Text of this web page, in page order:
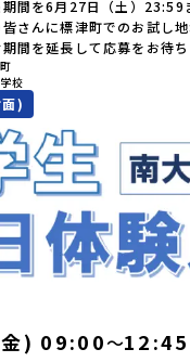
必ず事前にご相談くださ
場合について参加決定後
得ないお取り消しの場合は
キャンセルポリシーやむを
ルールに沿って対応させて
ラム開催日の前日＜7月17日
払いいただく旅行代金】・
-8日目：20％・7日目-2日
％・プログラム開始日当日
ログラム開始後の解除：100
によって開催を見合わせる
催日1週間前までにご連絡
った場合は、開催日3週間前
こちらをご確認ください。
財団法人地域・教育魅力化
ふれる持続可能な地域・社
youtu.be/
【STEP 2】大樹町
具体的に深掘りしたい方
は具体的に何をするの？」
する説明会です。大樹町な
グラムの中身をたっぷりと
19：40内 容： 大樹町ってどんなとこ
細解説、質疑応答お申し
お気軽にどうぞ！「
どんな体験ができるの？」
さんの素朴な疑問にスタッ
質問も可能ですので、ぜひ
い。▼お申し込み前に必ず
グラムへの参加申し込みい
加者決定についてお申込み
り日から1週間を目途に、
付期間】6月1日(月)12：00
不安もワクワクに変える！
会プログラムの内容を詳
いる方向けにZoomでのオ
のレベルに合わせて、以下
STEP 1】全体オンライン説
ずは「おためし地域留学」
から選んで参加できる「お
て、説明会を開催しました
様が特に気になる「安全面
も詳しく解説しています。
い。🎬 [アーカイブ動画を
・出水工業高校プログラム
では具体的に何をするの？
お答えする説明会です。出
プログラムの中身をたっ
地熱蒸気を使った「アー
こだけ！地球のチカラを
くりをぜひ体験してみてく
恵みを生かした料理がとて
元の味とは違う「岩手の郷
回はこの大自然や文化が魅
中学生や「平舘（たいら
なアクティビティを体験し
な魅力がギュッと詰まった
ちの魅力を一緒に探究して
精神」を育む！「平舘（た
ラムを一緒に過ごしてくれ
の生徒たち。この高校の特
ェクト」を企画し取り組む
るだけではない、実践的な
期間を6月27日（土）23:59
さんに標津町でのお試し
間を延長して応募をお待
を逃してしまった」という
ませんか？※都合により締
早目にご応募ください！
3年間最大72万／💡北海道
学金～夢に向かって一歩踏
・条件はこちらから
費が無料！＞一万年前から
大な自然と生き物とともに
緒に体験してみませんか？
いつか留学してみたい！」
」「自分の進学や将来の可
200の高校と連携し、地域
留学」をプチ体験できるプ
安心！現地でもスタッフが
校
)
) 09:00〜12:45